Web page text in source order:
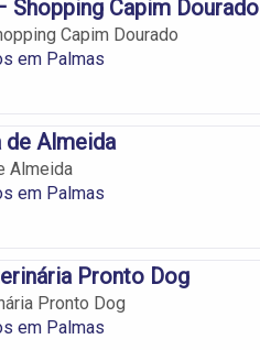
Shopping Capim Dourado
Capim Dourado
em Palmas
de Almeida
Almeida
em Palmas
Pronto Dog
Pronto Dog
em Palmas